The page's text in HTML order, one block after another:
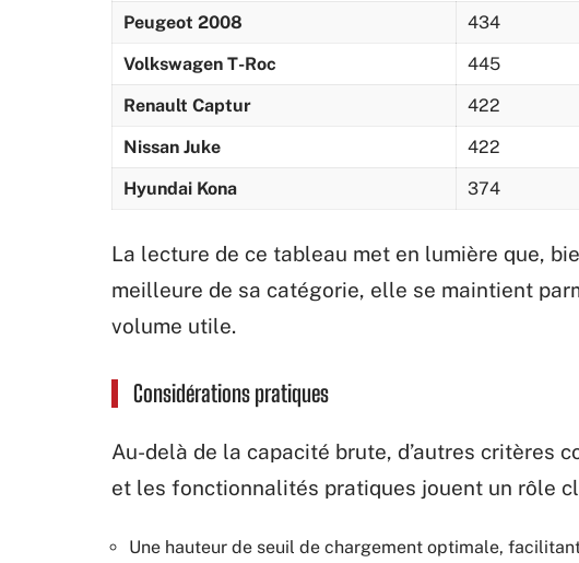
Peugeot 2008
434
Volkswagen T-Roc
445
Renault Captur
422
Nissan Juke
422
Hyundai Kona
374
La lecture de ce tableau met en lumière que,
meilleure de sa catégorie, elle se maintient
volume utile.
Considérations pratiques
Au-delà de la capacité brute, d’autres critères
et les fonctionnalités pratiques jouent un rôle
Une hauteur de seuil de chargement optimale,